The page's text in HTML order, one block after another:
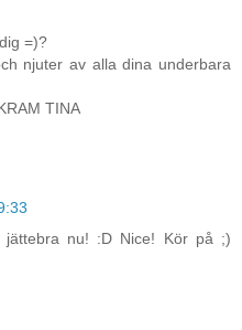
=)?
njuter av alla dina underbara
TINA
jättebra nu! :D Nice! Kör på ;)